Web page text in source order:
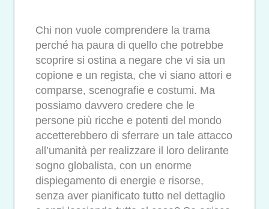
Chi non vuole comprendere la trama
perché ha paura di quello che potrebbe
scoprire si ostina a negare che vi sia un
copione e un regista, che vi siano attori e
comparse, scenografie e costumi. Ma
possiamo davvero credere che le
persone più ricche e potenti del mondo
accetterebbero di sferrare un tale attacco
all’umanità per realizzare il loro delirante
sogno globalista, con un enorme
dispiegamento di energie e risorse,
senza aver pianificato tutto nel dettaglio